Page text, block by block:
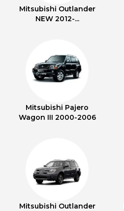
Mitsubishi Outlander
NEW 2012-...
Mitsubishi Pajero
Wagon III 2000-2006
Mitsubishi Outlander